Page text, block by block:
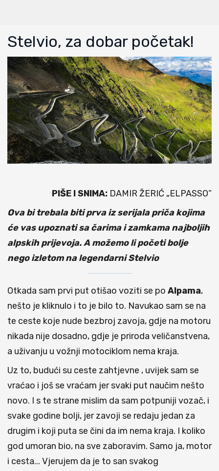
Stelvio, za dobar početak!
PIŠE I SNIMA: DAMIR ŽERIĆ „ELPASSO“
Ova bi trebala biti prva iz serijala priča kojima
će vas upoznati sa čarima i zamkama najboljih
alpskih prijevoja. A možemo li početi bolje
nego izletom na legendarni Stelvio
Otkada sam prvi put otišao voziti se po Alpama,
nešto je kliknulo i to je bilo to. Navukao sam se na
te ceste koje nude bezbroj zavoja, gdje na motoru
nikada nije dosadno, gdje je priroda veličanstvena,
a uživanju u vožnji motociklom nema kraja.
Uz to, budući su ceste zahtjevne , uvijek sam se
vraćao i još se vraćam jer svaki put naučim nešto
novo. I s te strane mislim da sam potpuniji vozač, i
svake godine bolji, jer zavoji se redaju jedan za
drugim i koji puta se čini da im nema kraja. I koliko
god umoran bio, na sve zaboravim. Samo ja, motor
i cesta... Vjerujem da je to san svakog